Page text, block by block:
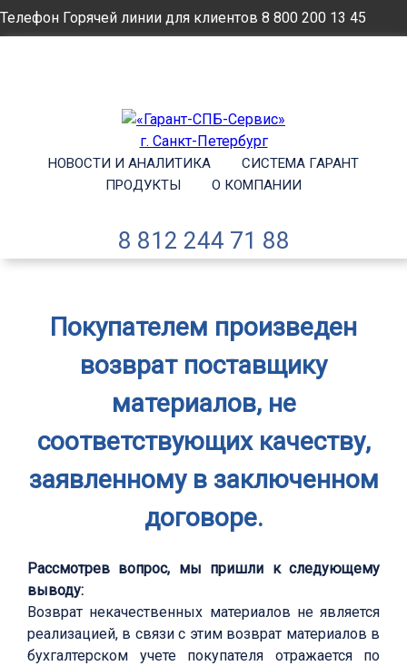
Телефон Горячей линии для клиентов 8 800 200 13 45
НОВОСТИ И АНАЛИТИКА
СИСТЕМА ГАРАНТ
ПРОДУКТЫ
О КОМПАНИИ
8 812 244 71 88
Покупателем произведен
возврат поставщику
материалов, не
соответствующих качеству,
заявленному в заключенном
договоре.
Рассмотрев вопрос, мы пришли к следующему
выводу:
Возврат некачественных материалов не является
реализацией, в связи с этим возврат материалов в
бухгалтерском учете покупателя отражается по